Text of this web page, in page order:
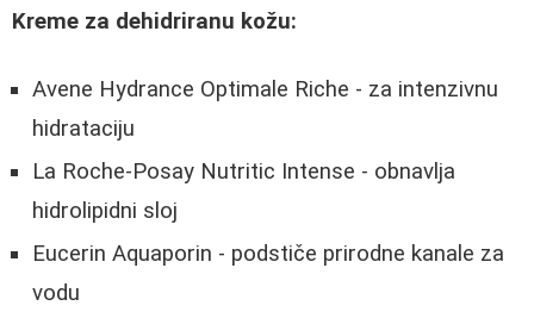
Kreme za dehidriranu kožu:
Avene Hydrance Optimale Riche - za intenzivnu
hidrataciju
La Roche-Posay Nutritic Intense - obnavlja
hidrolipidni sloj
Eucerin Aquaporin - podstiče prirodne kanale za
vodu